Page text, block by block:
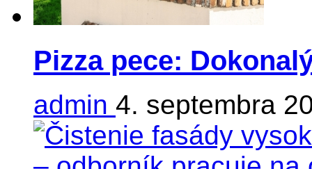
Pizza pece:
admin 4. septembra